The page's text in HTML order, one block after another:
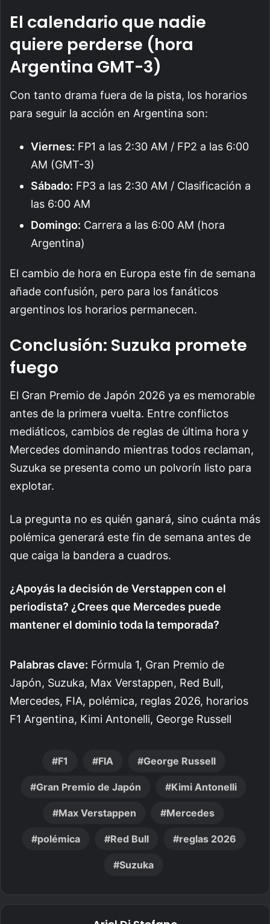
El calendario que nadie
quiere perderse (hora
Argentina GMT-3)
Con tanto drama fuera de la pista, los horarios
para seguir la acción en Argentina son:
Viernes: FP1 a las 2:30 AM / FP2 a las 6:00
AM (GMT-3)
Sábado: FP3 a las 2:30 AM / Clasificación a
las 6:00 AM
Domingo: Carrera a las 6:00 AM (hora
Argentina)
El cambio de hora en Europa este fin de semana
añade confusión, pero para los fanáticos
argentinos los horarios permanecen.
Conclusión: Suzuka promete
fuego
El Gran Premio de Japón 2026 ya es memorable
antes de la primera vuelta. Entre conflictos
mediáticos, cambios de reglas de última hora y
Mercedes dominando mientras todos reclaman,
Suzuka se presenta como un polvorín listo para
explotar.
La pregunta no es quién ganará, sino cuánta más
polémica generará este fin de semana antes de
que caiga la bandera a cuadros.
¿Apoyás la decisión de Verstappen con el
periodista? ¿Crees que Mercedes puede
mantener el dominio toda la temporada?
Palabras clave: Fórmula 1, Gran Premio de
Japón, Suzuka, Max Verstappen, Red Bull,
Mercedes, FIA, polémica, reglas 2026, horarios
F1 Argentina, Kimi Antonelli, George Russell
F1 FIA George Russell
Gran Premio de Japón Kimi Antonelli
Max Verstappen Mercedes
polémica Red Bull reglas 2026
Suzuka